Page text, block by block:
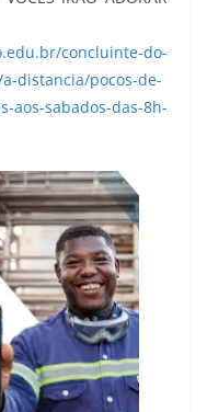
concluinte-do-
distancia/pocos-de-
aos-sabados-das-8h-